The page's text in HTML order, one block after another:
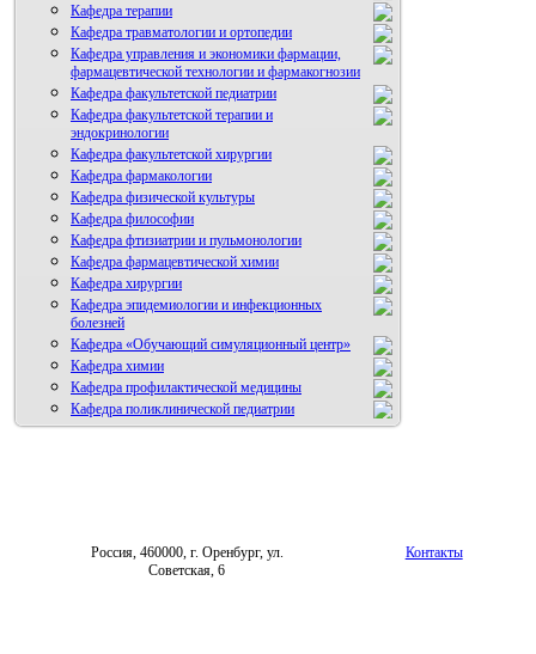
Кафедра терапии
Кафедра травматологии и ортопедии
Кафедра управления и экономики фармации,
фармацевтической технологии и фармакогнозии
Кафедра факультетской педиатрии
Кафедра факультетской терапии и
эндокринологии
Кафедра факультетской хирургии
Кафедра фармакологии
Кафедра физической культуры
Кафедра философии
Кафедра фтизиатрии и пульмонологии
Кафедра фармацевтической химии
Кафедра хирургии
Кафедра эпидемиологии и инфекционных
болезней
Кафедра «Обучающий симуляционный центр»
Кафедра химии
Кафедра профилактической медицины
Кафедра поликлинической педиатрии
Россия, 460000, г. Оренбург, ул.
Советская, 6
Контакты